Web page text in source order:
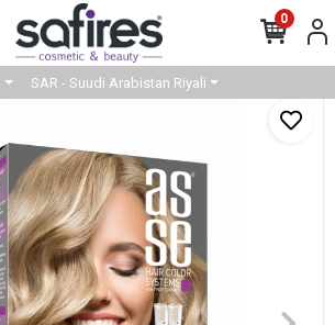
0
SAR - Suudi Arabistan Riyali